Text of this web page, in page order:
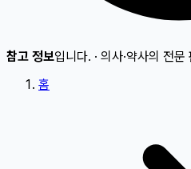
참고 정보입니다. · 의사·약사의 전
홈